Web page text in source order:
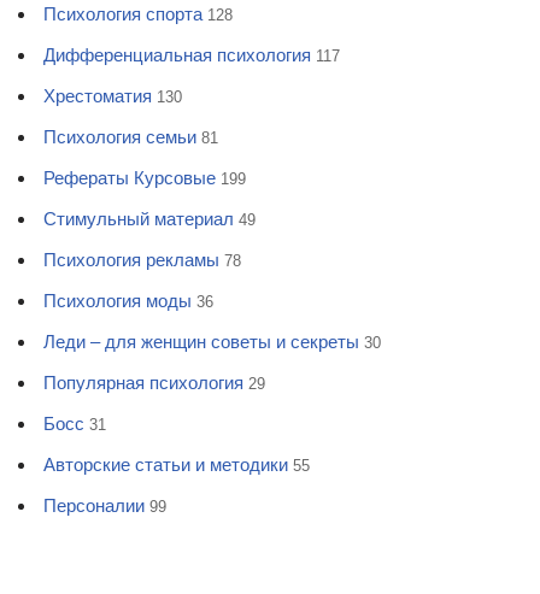
Психология спорта 128
Дифференциальная психология 117
Хрестоматия 130
Психология семьи 81
Рефераты Курсовые 199
Стимульный материал 49
Психология рекламы 78
Психология моды 36
Леди – для женщин советы и секреты 30
Популярная психология 29
Босс 31
Авторские статьи и методики 55
Персоналии 99